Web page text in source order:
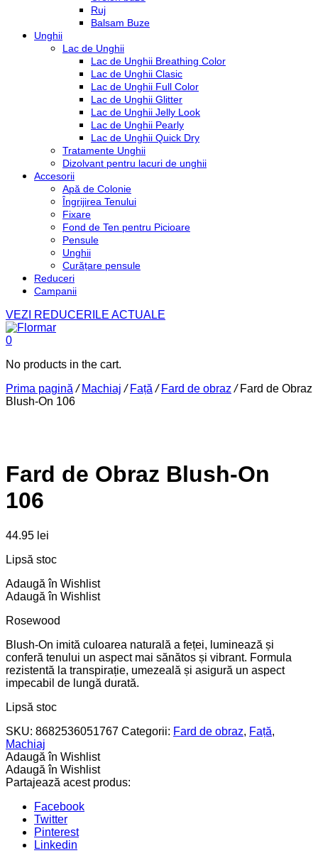
Ruj
Balsam Buze
Unghii
Lac de Unghii
Lac de Unghii Breathing Color
Lac de Unghii Clasic
Lac de Unghii Full Color
Lac de Unghii Glitter
Lac de Unghii Jelly Look
Lac de Unghii Pearly
Lac de Unghii Quick Dry
Tratamente Unghii
Dizolvant pentru lacuri de unghii
Accesorii
Apă de Colonie
Îngrijirea Tenului
Fixare
Fond de Ten pentru Picioare
Pensule
Unghii
Curățare pensule
Reduceri
Campanii
VEZI REDUCERILE ACTUALE
0
No products in the cart.
Prima pagină / Machiaj / Față / Fard de obraz / Fard de Obraz
Blush-On 106
Fard de Obraz Blush-On
106
44.95 lei
Lipsă stoc
Adaugă în Wishlist
Adaugă în Wishlist
Rosewood
Blush-On imită culoarea naturală a feței, luminează și
conferă tenului un aspect mai sănătos și vibrant. Formula
rezistentă la transpirație, umezeală și asigură un aspect
impecabil de lungă durată.
Lipsă stoc
SKU: 8682536051767 Categorii: Fard de obraz, Față,
Machiaj
Adaugă în Wishlist
Adaugă în Wishlist
Partajează acest produs:
Facebook
Twitter
Pinterest
Linkedin